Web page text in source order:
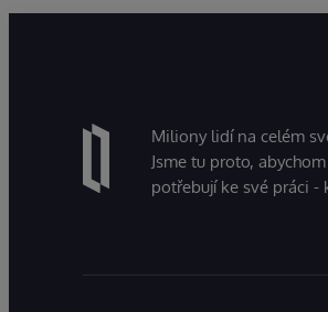
Miliony lidí na celém
Jsme tu proto,
potřebují ke své práci -